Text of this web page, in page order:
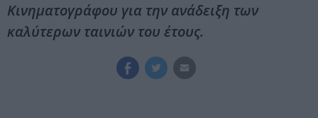
Κινηματογράφου για την ανάδειξη των
καλύτερων ταινιών του έτους.